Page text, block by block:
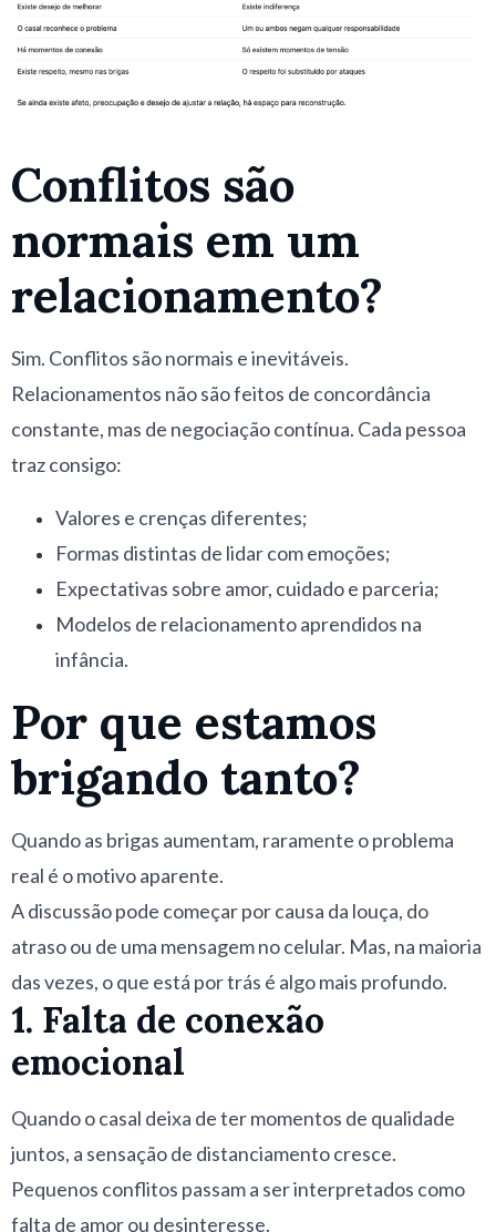
Conflitos são
normais em um
relacionamento?
Sim. Conflitos são normais e inevitáveis.
Relacionamentos não são feitos de concordância
constante, mas de negociação contínua. Cada pessoa
traz consigo:
Valores e crenças diferentes;
Formas distintas de lidar com emoções;
Expectativas sobre amor, cuidado e parceria;
Modelos de relacionamento aprendidos na
infância.
Por que estamos
brigando tanto?
Quando as brigas aumentam, raramente o problema
real é o motivo aparente.
A discussão pode começar por causa da louça, do
atraso ou de uma mensagem no celular. Mas, na maioria
das vezes, o que está por trás é algo mais profundo.
1. Falta de conexão
emocional
Quando o casal deixa de ter momentos de qualidade
juntos, a sensação de distanciamento cresce.
Pequenos conflitos passam a ser interpretados como
falta de amor ou desinteresse.